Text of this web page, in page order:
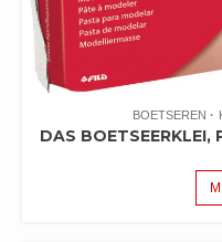
BOETSEREN
DAS BOETSEERKLEI,